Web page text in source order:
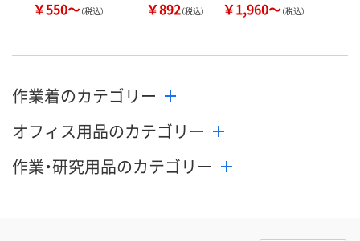
￥550～（税込） ￥892（税込） ￥1,960～（税込）
作業着のカテゴリー
オフィス用品のカテゴリー
作業・研究用品のカテゴリー